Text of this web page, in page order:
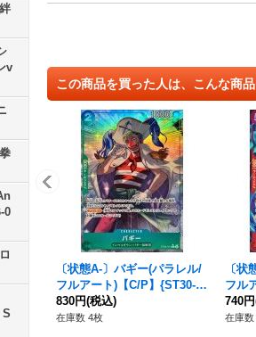
v
0
この商品を買った人は、こんな商
〔状態A-〕バギー(パラレル/
フルアート)【C/P】{ST30-0
11}
830円(税込)
在庫数 4枚
〔状
フル
08}
740円
在庫数